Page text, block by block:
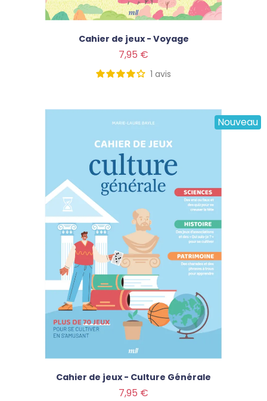
Cahier de jeux - Voyage
7,95 €
1 avis
Nouveau
Cahier de jeux - Culture Générale
7,95 €